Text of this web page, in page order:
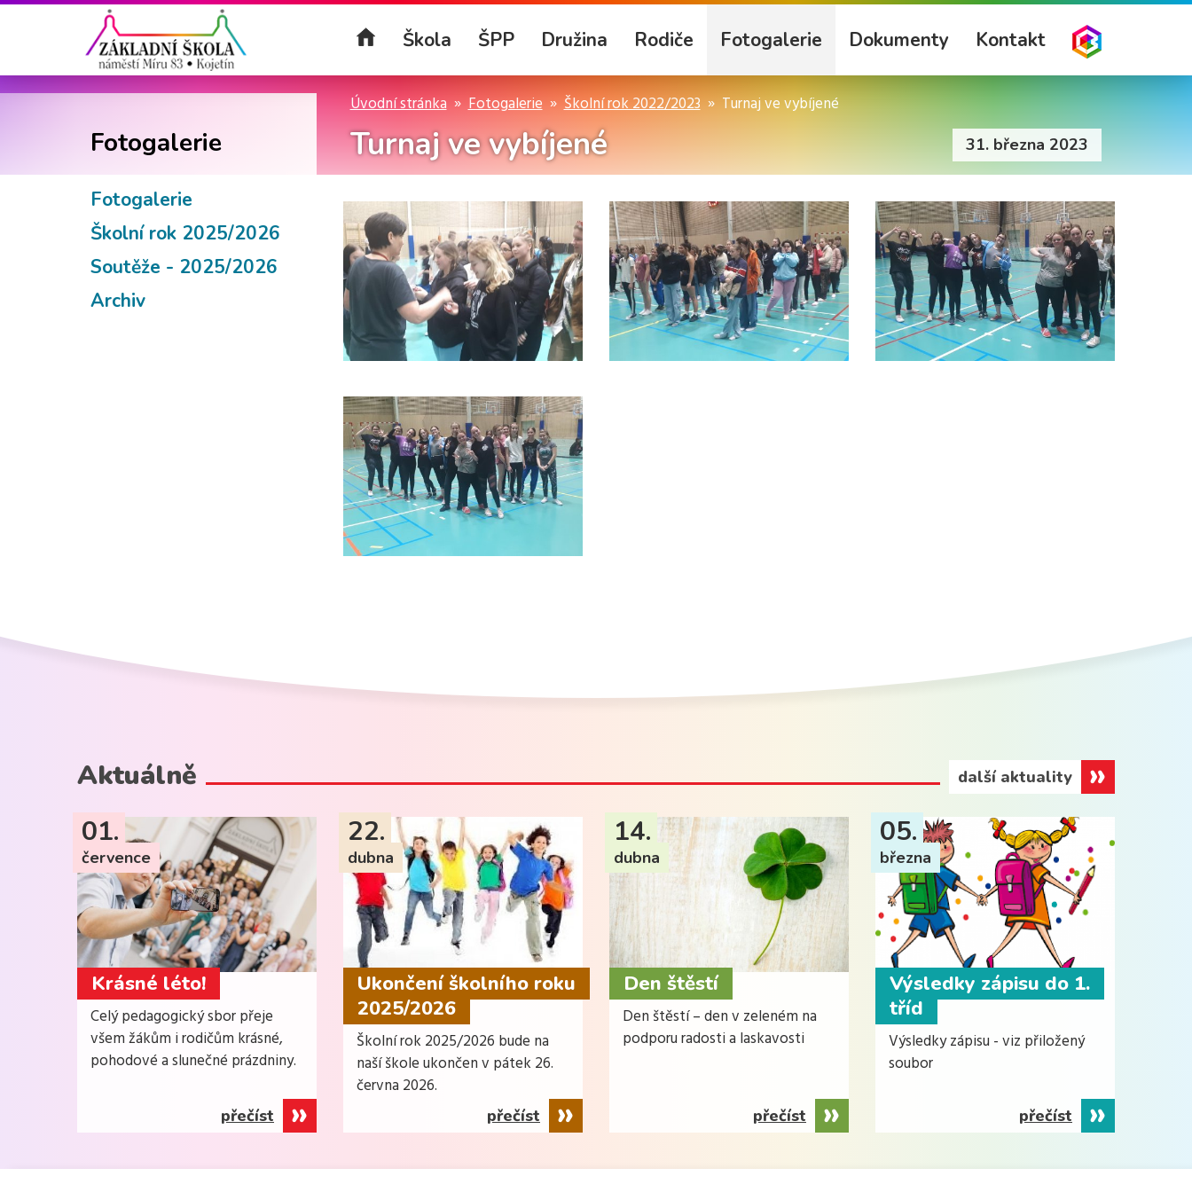
Škola ŠPP Družina Rodiče Fotogalerie Dokumenty Kontakt
Úvodní stránka Fotogalerie Školní rok 2022/2023 Turnaj ve vybíjené
Turnaj ve vybíjené 31. března 2023
Fotogalerie
Fotogalerie
Školní rok 2025/2026
Soutěže - 2025/2026
Archiv
Aktuálně další aktuality
Krásné léto!
01.
července
Celý pedagogický sbor přeje
všem žákům i rodičům krásné,
pohodové a slunečné prázdniny.
přečíst
Ukončení školního roku
2025/2026
22.
dubna
Školní rok 2025/2026 bude na
naší škole ukončen v pátek 26.
června 2026.
přečíst
Den štěstí
14.
dubna
Den štěstí – den v zeleném na
podporu radosti a laskavosti
přečíst
Výsledky zápisu do 1.
tříd
05.
března
Výsledky zápisu - viz přiložený
soubor
přečíst